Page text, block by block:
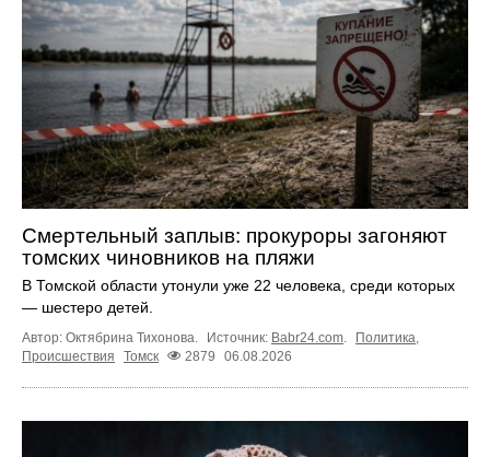
Смертельный заплыв: прокуроры загоняют
томских чиновников на пляжи
В Томской области утонули уже 22 человека, среди которых
— шестеро детей.
Автор: Октябрина Тихонова. Источник: Babr24.com. Политика,
Происшествия
Томск 2879 06.08.2026